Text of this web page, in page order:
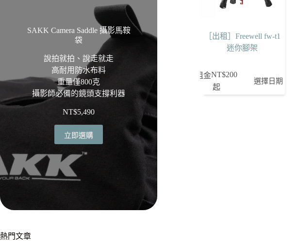
［出租］Freewell fw-t1
迷你腳架
租金NT$200
起
選擇日期
SAKK Camera Saddle 攝影馬鞍
袋
說拍就拍、說走就走
高耐用防水布料
重量僅800克
攝影師必備的鏡頭支撐利器
NT$5,490
立即選購
熱門文章